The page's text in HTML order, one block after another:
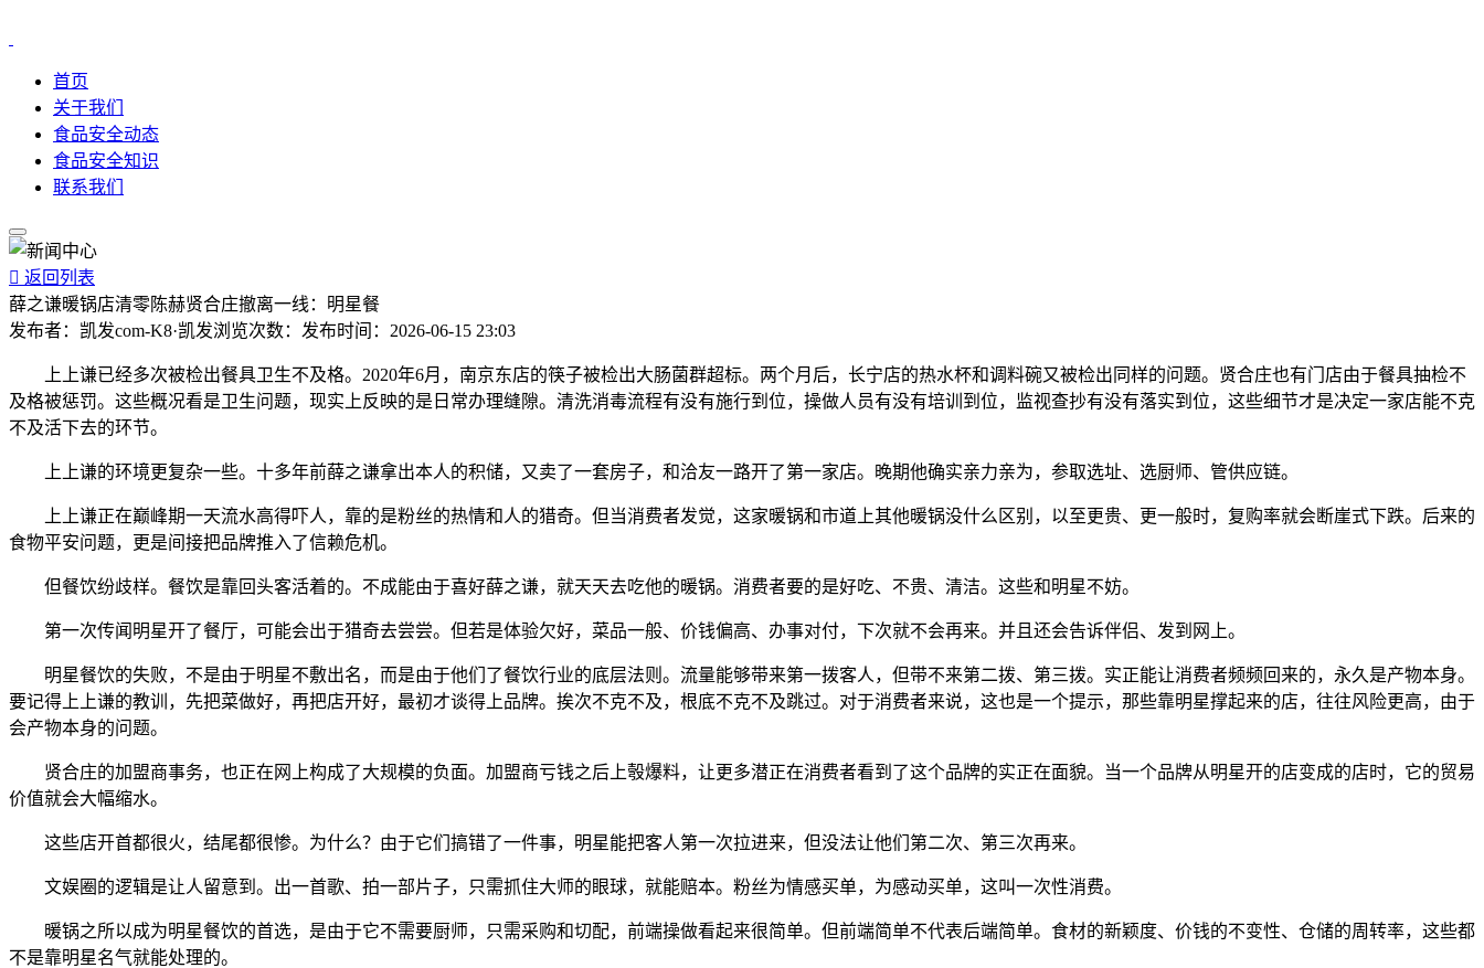
首页
关于我们
食品安全动态
食品安全知识
联系我们
 返回列表
薛之谦暖锅店清零陈赫贤合庄撤离一线：明星餐
发布者： 凯发com-K8·凯发浏览次数： 发布时间： 2026-06-15 23:03
上上谦已经多次被检出餐具卫生不及格。2020年6月，南京东店的筷子被检出大肠菌群超标。两个月后，长宁店的热水杯和调料碗又被检出同样的问题。贤合庄也有门店由于餐具抽检不
及格被惩罚。这些概况看是卫生问题，现实上反映的是日常办理缝隙。清洗消毒流程有没有施行到位，操做人员有没有培训到位，监视查抄有没有落实到位，这些细节才是决定一家店能不克
不及活下去的环节。
上上谦的环境更复杂一些。十多年前薛之谦拿出本人的积储，又卖了一套房子，和洽友一路开了第一家店。晚期他确实亲力亲为，参取选址、选厨师、管供应链。
上上谦正在巅峰期一天流水高得吓人，靠的是粉丝的热情和人的猎奇。但当消费者发觉，这家暖锅和市道上其他暖锅没什么区别，以至更贵、更一般时，复购率就会断崖式下跌。后来的
食物平安问题，更是间接把品牌推入了信赖危机。
但餐饮纷歧样。餐饮是靠回头客活着的。不成能由于喜好薛之谦，就天天去吃他的暖锅。消费者要的是好吃、不贵、清洁。这些和明星不妨。
第一次传闻明星开了餐厅，可能会出于猎奇去尝尝。但若是体验欠好，菜品一般、价钱偏高、办事对付，下次就不会再来。并且还会告诉伴侣、发到网上。
明星餐饮的失败，不是由于明星不敷出名，而是由于他们了餐饮行业的底层法则。流量能够带来第一拨客人，但带不来第二拨、第三拨。实正能让消费者频频回来的，永久是产物本身。
要记得上上谦的教训，先把菜做好，再把店开好，最初才谈得上品牌。挨次不克不及，根底不克不及跳过。对于消费者来说，这也是一个提示，那些靠明星撑起来的店，往往风险更高，由于
会产物本身的问题。
贤合庄的加盟商事务，也正在网上构成了大规模的负面。加盟商亏钱之后上彀爆料，让更多潜正在消费者看到了这个品牌的实正在面貌。当一个品牌从明星开的店变成的店时，它的贸易
价值就会大幅缩水。
这些店开首都很火，结尾都很惨。为什么？由于它们搞错了一件事，明星能把客人第一次拉进来，但没法让他们第二次、第三次再来。
文娱圈的逻辑是让人留意到。出一首歌、拍一部片子，只需抓住大师的眼球，就能赔本。粉丝为情感买单，为感动买单，这叫一次性消费。
暖锅之所以成为明星餐饮的首选，是由于它不需要厨师，只需采购和切配，前端操做看起来很简单。但前端简单不代表后端简单。食材的新颖度、价钱的不变性、仓储的周转率，这些都
不是靠明星名气就能处理的。